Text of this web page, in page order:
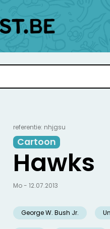
referentie: nhjgsu
Cartoon
Hawks
George W. Bush Jr.
Mo - 12.07.2013